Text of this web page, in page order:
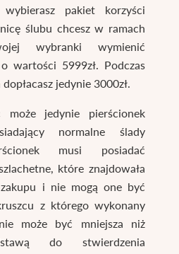
pakiet korzyści
ślubu chcesz w ramach
wybranki wymienić
wartości 5999zł. Podczas
jedynie 3000zł.
może jedynie pierścionek
normalne ślady
musi posiadać
które znajdowała
i nie mogą one być
z którego wykonany
może być mniejsza niż
do stwierdzenia